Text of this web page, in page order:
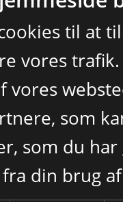
til at
vores
vores
som
som du
din brug